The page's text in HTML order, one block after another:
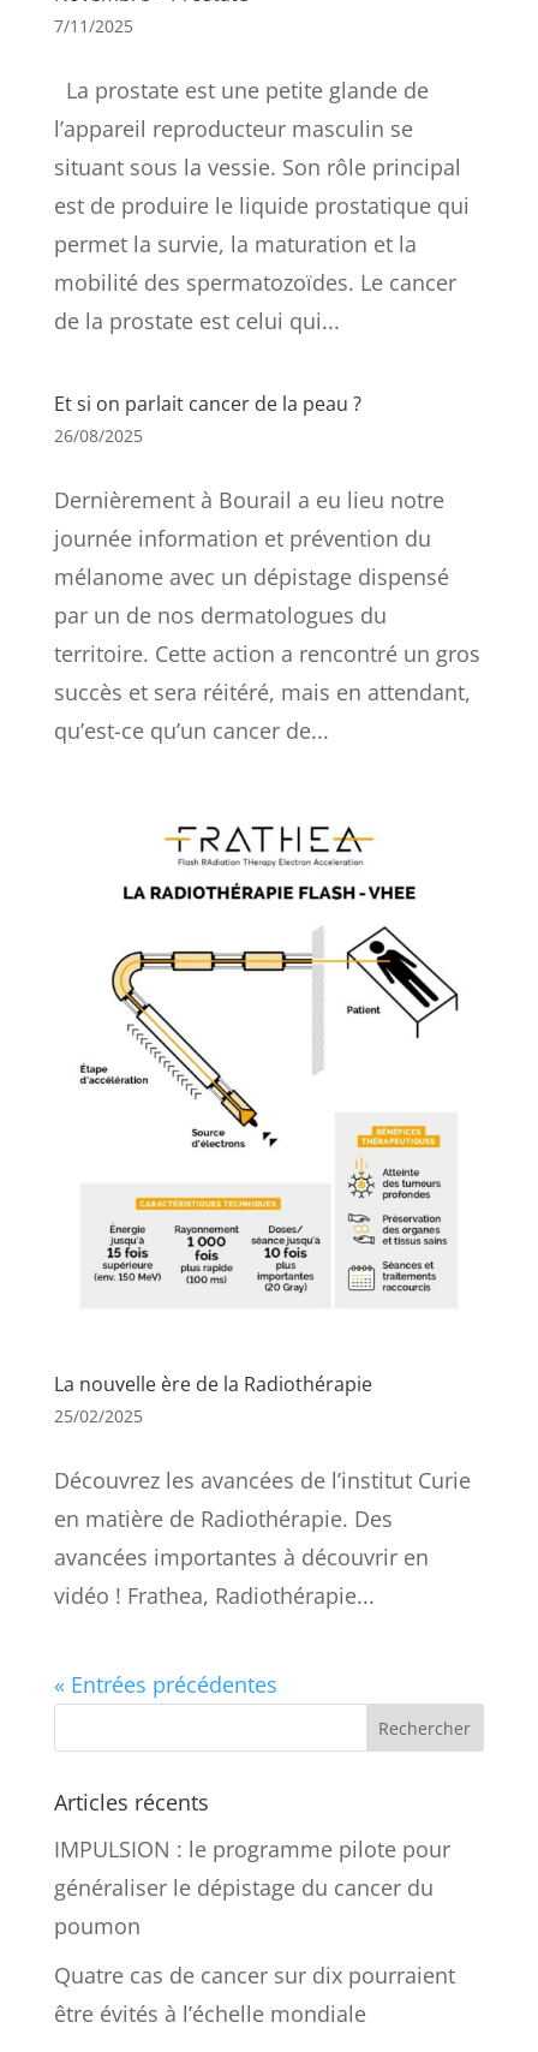
7/11/2025
La prostate est une petite glande de
l’appareil reproducteur masculin se
situant sous la vessie. Son rôle principal
est de produire le liquide prostatique qui
permet la survie, la maturation et la
mobilité des spermatozoïdes. Le cancer
de la prostate est celui qui...
Et si on parlait cancer de la peau ?
26/08/2025
Dernièrement à Bourail a eu lieu notre
journée information et prévention du
mélanome avec un dépistage dispensé
par un de nos dermatologues du
territoire. Cette action a rencontré un gros
succès et sera réitéré, mais en attendant,
qu’est-ce qu’un cancer de...
La nouvelle ère de la Radiothérapie
25/02/2025
Découvrez les avancées de l’institut Curie
en matière de Radiothérapie. Des
avancées importantes à découvrir en
vidéo ! Frathea, Radiothérapie...
« Entrées précédentes
Articles récents
IMPULSION : le programme pilote pour
généraliser le dépistage du cancer du
poumon
Quatre cas de cancer sur dix pourraient
être évités à l’échelle mondiale